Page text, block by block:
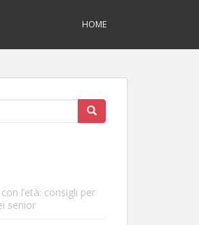
HOME
l’età: consigli per
senior